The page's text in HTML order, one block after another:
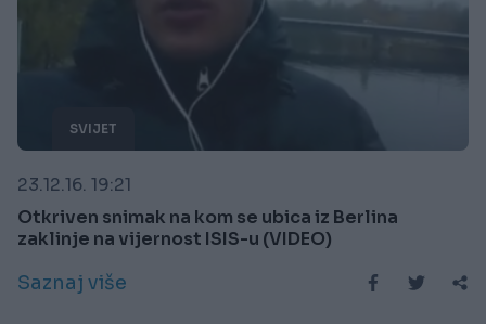
SVIJET
23.12.16. 19:21
Otkriven snimak na kom se ubica iz Berlina
zaklinje na vijernost ISIS-u (VIDEO)
Saznaj više